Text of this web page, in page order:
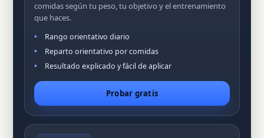
comidas según tu peso, tu objetivo y el entrenamiento
que haces.
Rango orientativo diario
Reparto orientativo por comidas
Resultado explicado y fácil de aplicar
Probar gratis